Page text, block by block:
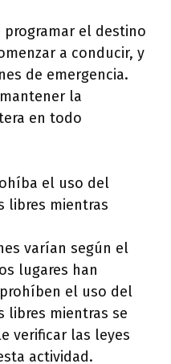
programar el destino
a conducir, y
de emergencia.
la
en todo
el uso del
libres mientras
varían según el
lugares han
el uso del
libres mientras se
verificar las leyes
actividad.